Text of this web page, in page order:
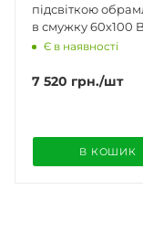
підсвіткою
в смужку 60х100
0860
Є в наявності
7 520 грн./шт
В КОШИК